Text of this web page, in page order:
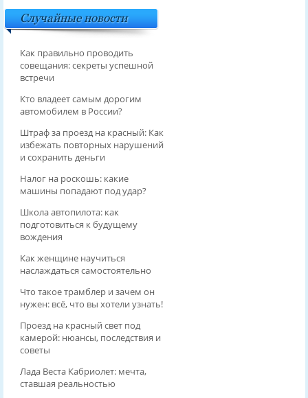
Случайные новости
Как правильно проводить
совещания: секреты успешной
встречи
Кто владеет самым дорогим
автомобилем в России?
Штраф за проезд на красный: Как
избежать повторных нарушений
и сохранить деньги
Налог на роскошь: какие
машины попадают под удар?
Школа автопилота: как
подготовиться к будущему
вождения
Как женщине научиться
наслаждаться самостоятельно
Что такое трамблер и зачем он
нужен: всё, что вы хотели узнать!
Проезд на красный свет под
камерой: нюансы, последствия и
советы
Лада Веста Кабриолет: мечта,
ставшая реальностью